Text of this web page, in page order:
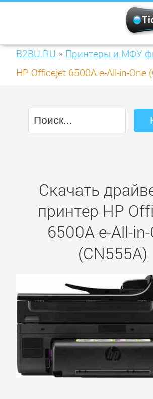
B2BU.RU » Принтеры и МФУ
HP Officejet 6500A e-All-in-One
Скачать
принтер HP
6500A e-All-
(CN555A)